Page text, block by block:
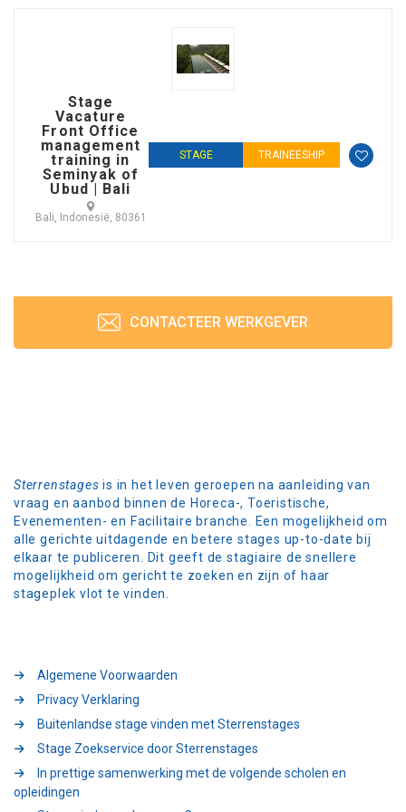
Stage
Vacature
Front Office
management
training in
Seminyak of
Ubud | Bali
Bali, Indonesië, 80361
STAGE TRAINEESHIP
CONTACTEER WERKGEVER
Sterrenstages is in het leven geroepen na aanleiding van
vraag en aanbod binnen de Horeca-, Toeristische,
Evenementen- en Facilitaire branche. Een mogelijkheid om
alle gerichte uitdagende en betere stages up-to-date bij
elkaar te publiceren. Dit geeft de stagiaire de snellere
mogelijkheid om gericht te zoeken en zijn of haar
stageplek vlot te vinden.
Algemene Voorwaarden
Privacy Verklaring
Buitenlandse stage vinden met Sterrenstages
Stage Zoekservice door Sterrenstages
In prettige samenwerking met de volgende scholen en
opleidingen